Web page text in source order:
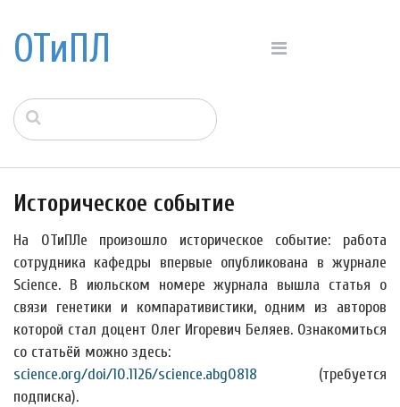
ОТиПЛ
Историческое событие
На ОТиПЛе произошло историческое событие: работа
сотрудника кафедры впервые опубликована в журнале
Science. В июльском номере журнала вышла статья о
связи генетики и компаративистики, одним из авторов
которой стал доцент Олег Игоревич Беляев. Ознакомиться
со статьёй можно здесь:
science.org/doi/10.1126/science.abg0818 (требуется
подписка).